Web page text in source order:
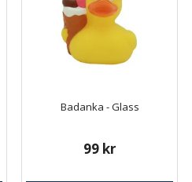
Badanka - Glass
99 kr